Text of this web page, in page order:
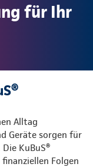
für Ihr
Alltag
Geräte sorgen für
KuBuS®
Folgen